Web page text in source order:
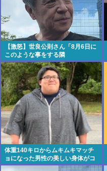
【激怒】世良公則さん「8月6日に
このような事をする隣
国」・・・・・・・・・
体重140キロからムキムキマッチ
ョになった男性の美しい身体がコ
チラ！！！